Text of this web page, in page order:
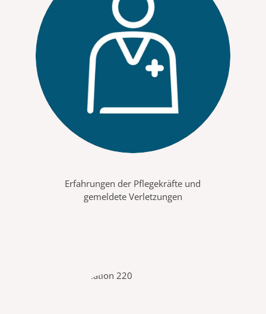
Erfahrungen der Pflegekräfte und
gemeldete Verletzungen